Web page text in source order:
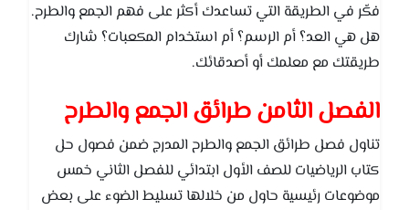
فكّر في الطريقة التي تساعدك أكثر على فهم الجمع والطرح.
هل هي العد؟ أم الرسم؟ أم استخدام المكعبات؟ شارك
طريقتك مع معلمك أو أصدقائك.
الفصل الثامن طرائق الجمع والطرح
تناول فصل طرائق الجمع والطرح المدرج ضمن فصول حل
كتاب الرياضيات للصف الأول ابتدائي للفصل الثاني خمس
موضوعات رئيسية حاول من خلالها تسليط الضوء على بعض